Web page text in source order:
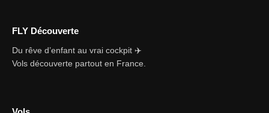
FLY Découverte
Du rêve d’enfant au vrai cockpit ✈️
Vols découverte partout en France.